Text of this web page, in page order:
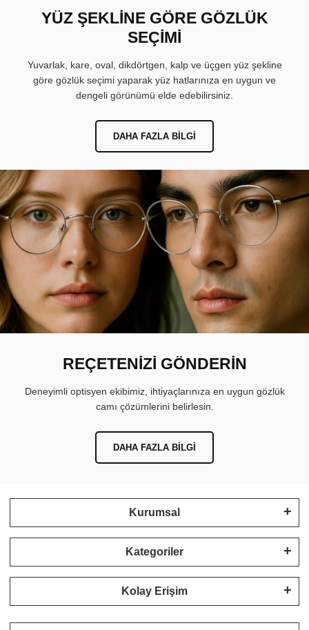
YÜZ ŞEKLİNE GÖRE GÖZLÜK
SEÇİMİ
Yuvarlak, kare, oval, dikdörtgen, kalp ve üçgen yüz şekline
göre gözlük seçimi yaparak yüz hatlarınıza en uygun ve
dengeli görünümü elde edebilirsiniz.
DAHA FAZLA BILGI
REÇETENİZİ GÖNDERİN
Deneyimli optisyen ekibimiz, ihtiyaçlarınıza en uygun gözlük
camı çözümlerini belirlesin.
DAHA FAZLA BILGI
Kurumsal
Kategoriler
Kolay Erişim